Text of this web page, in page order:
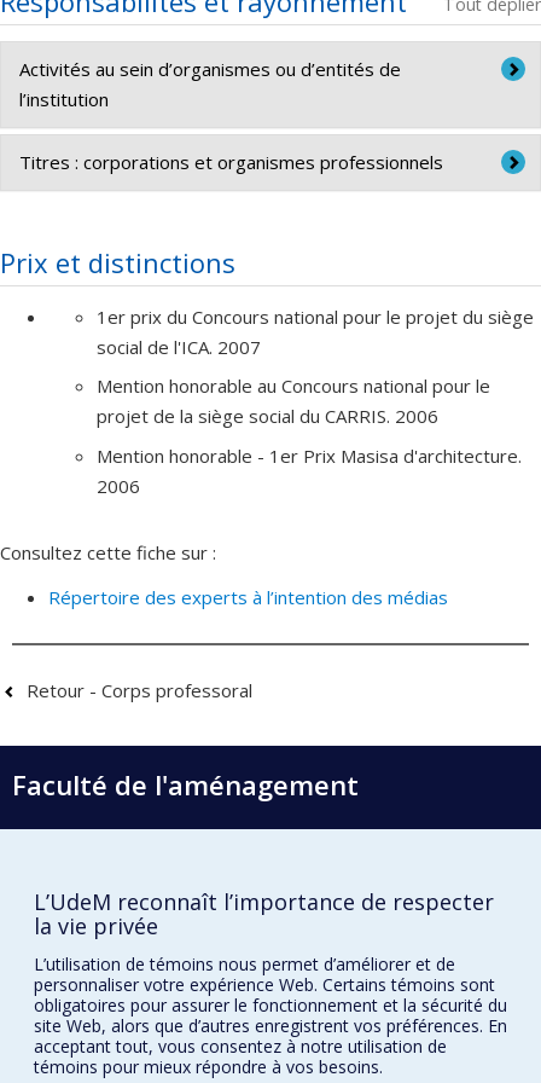
Activités au sein d’organismes ou d’entités de
l’institution
Auxiliaire d'enseignement
Auxiliaire de recherche
Titres : corporations et organismes professionnels
Prix et distinctions
1er prix du Concours national pour le projet du siège
social de l'ICA. 2007
Mention honorable au Concours national pour le
projet de la siège social du CARRIS. 2006
Mention honorable - 1er Prix Masisa d'architecture.
2006
Consultez cette fiche sur :
Répertoire des experts à l’intention des médias
Retour - Corps professoral
Faculté de l'aménagement
École de design
École d'urbanisme et d'architecture de paysage
Plan du site
Accessibilité
L’UdeM reconnaît l’importance de respecter
la vie privée
L’utilisation de témoins nous permet d’améliorer et de
personnaliser votre expérience Web. Certains témoins sont
obligatoires pour assurer le fonctionnement et la sécurité du
site Web, alors que d’autres enregistrent vos préférences. En
acceptant tout, vous consentez à notre utilisation de
témoins pour mieux répondre à vos besoins.